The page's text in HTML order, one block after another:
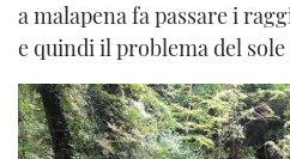
a malapena fa passare i
e quindi il problema del